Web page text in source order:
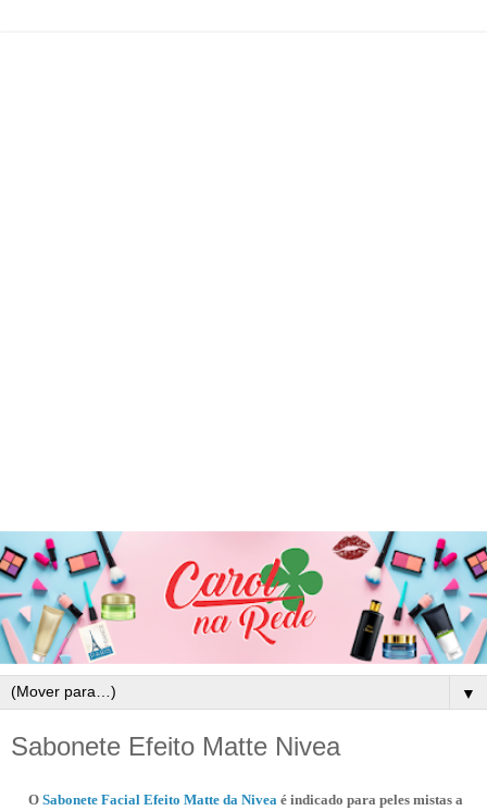
▼
Sabonete Efeito Matte Nivea
O Sabonete Facial Efeito Matte da Nivea é indicado para peles mistas a